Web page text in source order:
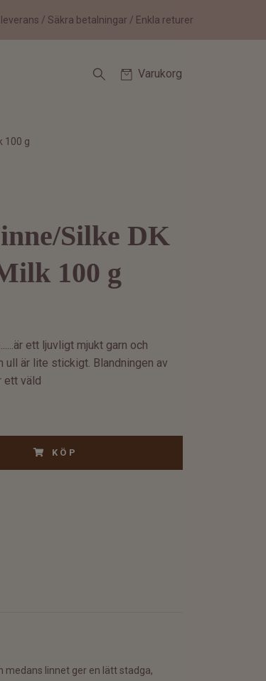
/ Säkra betalningar / Enkla returer
Varukorg
100 g
Silke DK
100 g
ett ljuvligt mjukt garn och
ull är lite stickigt. Blandningen av
ett väld
KÖP
medans linnet ger en lätt stadga,